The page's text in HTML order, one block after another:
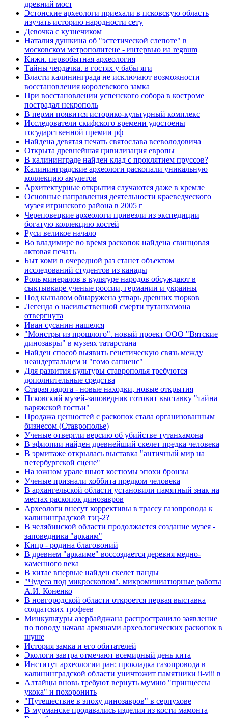
древний мост
Эстонские археологи приехали в псковскую область
изучать историю народности сету
Девочка с кузнечиком
Наталия душкина об "эстетической слепоте" в
московском метрополитене - интервью иа regnum
Кижи. первобытная археология
Тайны чердачка. в гостях у бабы яги
Власти калининграда не исключают возможности
восстановления королевского замка
При восстановлении успенского собора в костроме
пострадал некрополь
В перми появится историко-культурный комплекс
Исследователи скифского времени удостоены
государственной премии рф
Найдена девятая печать святослава всеволодовича
Открыта древнейшая цивилизация европы
В калининграде найден клад с проклятием пруссов?
Калининградские археологи раскопали уникальную
коллекцию амулетов
Архитектурные открытия случаются даже в кремле
Основные направления деятельности краеведческого
музея игринского района в 2005 г
Череповецкие археологи привезли из экспедиции
богатую коллекцию костей
Руси великое начало
Во владимире во время раскопок найдена свинцовая
актовая печать
Быт коми в очередной раз станет объектом
исследований студентов из канады
Роль минералов в культуре народов обсуждают в
сыктывкаре ученые россии, германии и украины
Под кызылом обнаружена утварь древних тюрков
Легенда о насильственной смерти тутанхамона
отвергнута
Иван сусанин нашелся
"Монстры из прошлого". новый проект ООО "Вятские
динозавры" в музеях татарстана
Найден способ выявить генетическую связь между
неандертальцем и "гомо сапиенс"
Для развития культуры ставрополья требуются
дополнительные средства
Старая ладога - новые находки, новые открытия
Псковский музей-заповедник готовит выставку "тайна
варяжской гостьи"
Продажа ценностей с раскопок стала организованным
бизнесом (Ставрополье)
Ученые отвергли версию об убийстве тутанхамона
В эфиопии найден древнейший скелет предка человека
В эрмитаже открылась выставка "античный мир на
петербургской сцене"
На южном урале шьют костюмы эпохи бронзы
Ученые признали хоббита предком человека
В архангельской области установили памятный знак на
местах раскопок динозавров
Археологи внесут коррективы в трассу газопровода к
калининградской тэц-2?
В челябинской области продолжается создание музея -
заповедника "аркаим"
Кипр - родина благовоний
В древнем "аркаиме" воссоздается деревня медно-
каменного века
В китае впервые найден скелет панды
"Чудеса под микроскопом". микроминиатюрные работы
А.И. Коненко
В новгородской области откроется первая выставка
солдатских трофеев
Минкультуры азеpбайджана распространило заявление
по поводу начала аpмянами археологических раскопок в
шуше
История замка и его обитателей
Экологи завтра отмечают всемирный день кита
Институт археологии ран: прокладка газопровода в
калининградской области уничтожит памятники ii-viii в
Алтайцы вновь требуют вернуть мумию "принцессы
укока" и похоронить
"Путешествие в эпоху динозавров" в серпухове
В мурманске продавались изделия из кости мамонта